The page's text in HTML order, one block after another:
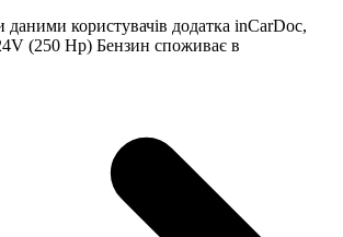
даними користувачів додатка inCarDoc,
(250 Hp) Бензин споживає в